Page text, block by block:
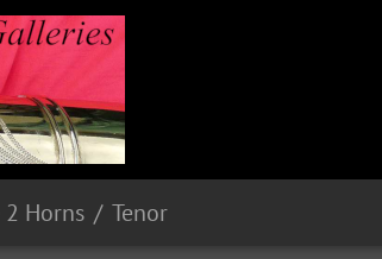
2 Horns Tenor